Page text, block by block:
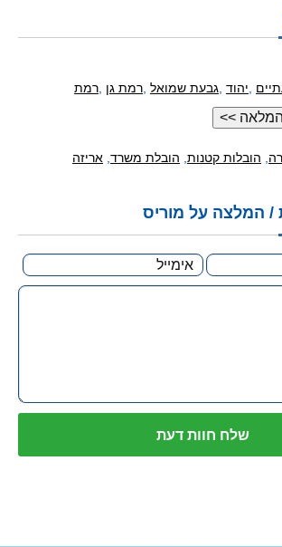
יהוד גבעת שמואל רמת גן רמת
הובלות קטנות הובלת משרד אריזה
/ המלצה על מוריס